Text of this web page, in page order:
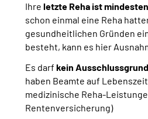
Ihre letzte Reha ist
schon einmal eine Reha
gesundheitlichen Gründen
besteht, kann es hier
Es darf kein Ausschlussgrund
haben Beamte auf
medizinische Reha-
Rentenversicherung)